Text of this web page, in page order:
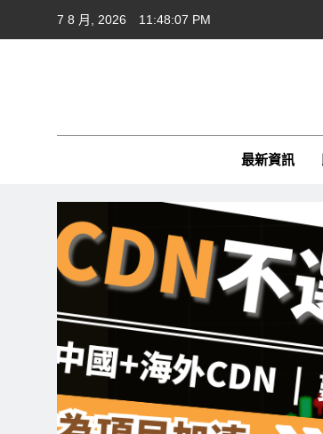
7 8 月, 2026 11:48:08 PM
最新資訊